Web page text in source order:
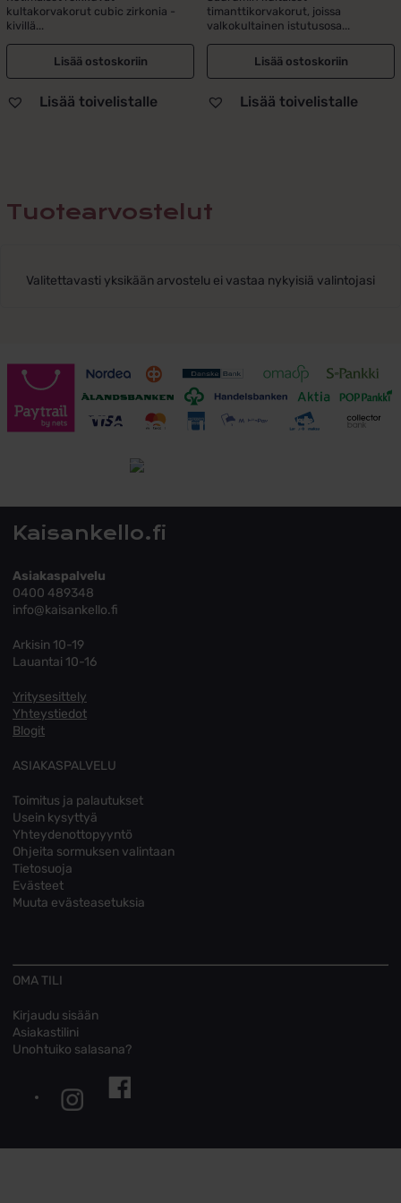
kultakorvakorut cubic zirkonia -
kivillä...
Lisää ostoskoriin
Lisää toivelistalle
oli:
495,00 €.
on:
395,00 €.
timanttikorvakorut, joissa
valkokultainen istutusosa...
Lisää ostoskoriin
Lisää toivelistalle
Tuotearvostelut
Valitettavasti yksikään arvostelu ei vastaa nykyisiä valintojasi
Toimitusehdot
Kaisankello.fi
Asiakaspalvelu
0400 489348
info@kaisankello.fi
Arkisin 10-19
Lauantai 10-16
Yritysesittely
Yhteystiedot
Blogit
ASIAKASPALVELU
Toimitus ja palautukset
Usein kysyttyä
Yhteydenottopyyntö
Ohjeita sormuksen valintaan
Tietosuoja
Evästeet
Muuta evästeasetuksia
OMA TILI
Kirjaudu sisään
Asiakastilini
Unohtuiko salasana?